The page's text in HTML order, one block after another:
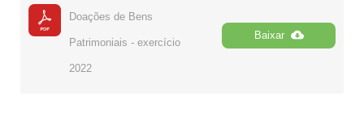
Doações de Bens
Patrimoniais - exercício
2022
Baixar